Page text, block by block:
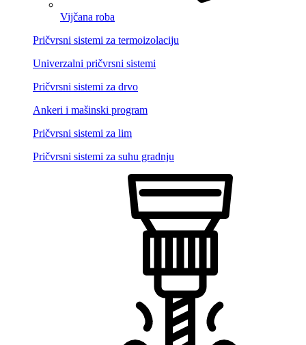
Vijčana roba
Pričvrsni sistemi za termoizolaciju
Univerzalni pričvrsni sistemi
Pričvrsni sistemi za drvo
Ankeri i mašinski program
Pričvrsni sistemi za lim
Pričvrsni sistemi za suhu gradnju